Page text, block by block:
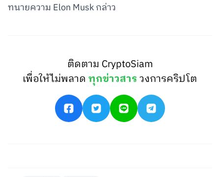
ทนายความ Elon Musk กล่าว
ติดตาม CryptoSiam
เพื่อให้ไม่พลาดทุกข่าวสารวงการคริปโต